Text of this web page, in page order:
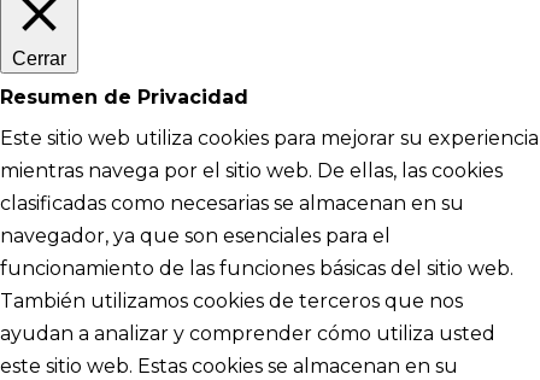
Cerrar
Resumen de Privacidad
Este sitio web utiliza cookies para mejorar su experiencia
mientras navega por el sitio web. De ellas, las cookies
clasificadas como necesarias se almacenan en su
navegador, ya que son esenciales para el
funcionamiento de las funciones básicas del sitio web.
También utilizamos cookies de terceros que nos
ayudan a analizar y comprender cómo utiliza usted
este sitio web. Estas cookies se almacenan en su